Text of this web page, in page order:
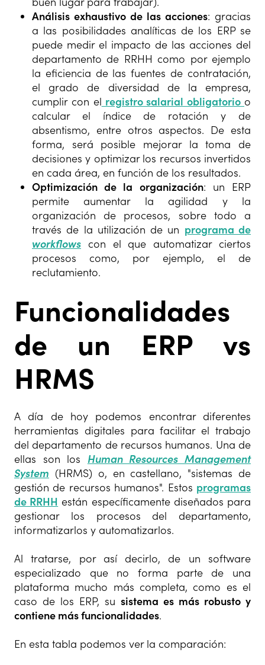
Análisis exhaustivo de las acciones: gracias
a las posibilidades analíticas de los ERP se
puede medir el impacto de las acciones del
departamento de RRHH como por ejemplo
la eficiencia de las fuentes de contratación,
el grado de diversidad de la empresa,
cumplir con el registro salarial obligatorioo
calcular el índice de rotación y de
absentismo, entre otros aspectos. De esta
forma, será posible mejorar la toma de
decisiones y optimizar los recursos invertidos
en cada área, en función de los resultados.
Optimización de la organización: un ERP
permite aumentar la agilidad y la
organización de procesos, sobre todo a
través de la utilización de un programa de
workflows con el que automatizar ciertos
procesos como, por ejemplo, el de
reclutamiento.
Funcionalidades
de un ERP vs
HRMS
A día de hoy podemos encontrar diferentes
herramientas digitales para facilitar el trabajo
del departamento de recursos humanos. Una de
ellas son los Human Resources Management
System (HRMS) o, en castellano, "sistemas de
gestión de recursos humanos". Estos programas
de RRHH están específicamente diseñados para
gestionar los procesos del departamento,
informatizarlos y automatizarlos.
Al tratarse, por así decirlo, de un software
especializado que no forma parte de una
plataforma mucho más completa, como es el
caso de los ERP, su sistema es más robusto y
contiene más funcionalidades.
En esta tabla podemos ver la comparación: